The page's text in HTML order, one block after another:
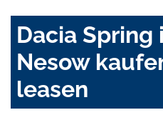
Dacia Spring
Nesow
leasen